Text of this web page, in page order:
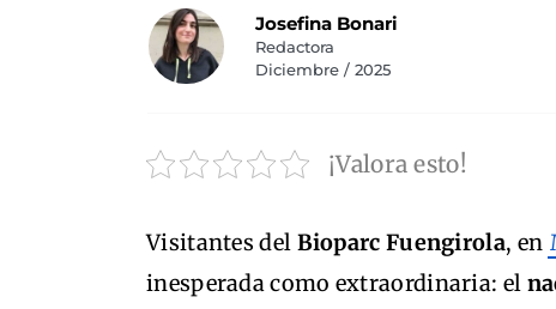
Josefina Bonari
Redactora
Diciembre / 2025
¡Valora esto!
Visitantes del Bioparc Fuengirola, en
inesperada como extraordinaria: el